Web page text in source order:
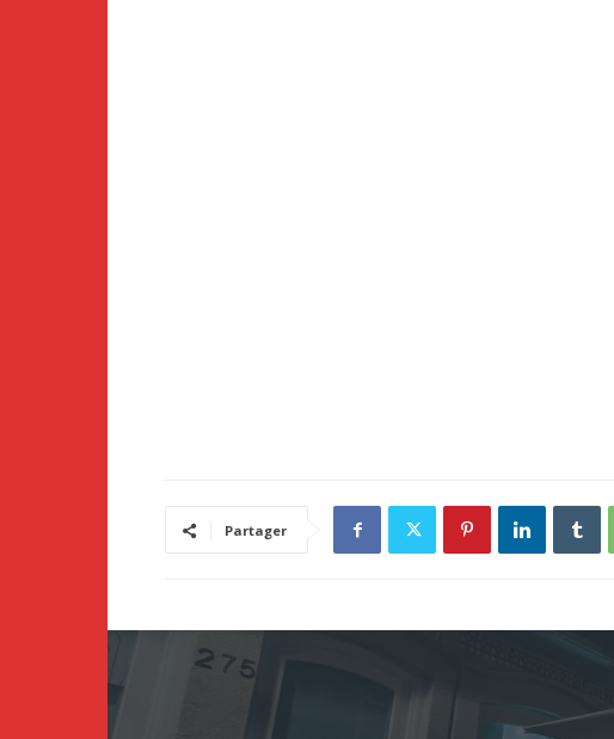
Partager